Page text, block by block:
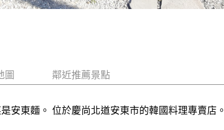
圖 鄰近推薦景點
安東麵。 位於慶尚北道安東市的韓國料理專賣店。